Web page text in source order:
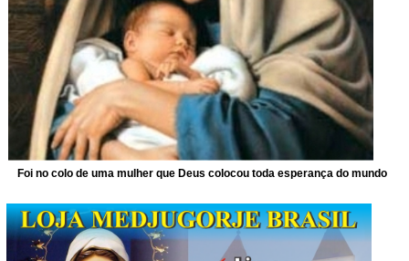
Foi no colo de uma mulher que Deus colocou toda esperança do mundo